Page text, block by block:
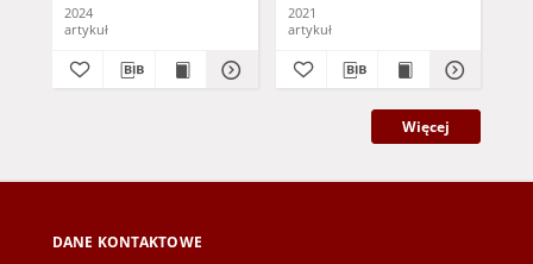
2024
artykuł
2021
artykuł
Więcej
DANE KONTAKTOWE